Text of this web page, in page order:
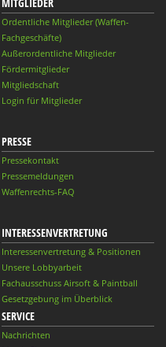
Ordentliche Mitglieder (Waffen-
Fachgeschäfte)
Außerordentliche Mitglieder
Fördermitglieder
Mitgliedschaft
Login für Mitglieder
PRESSE
Pressekontakt
Pressemeldungen
Waffenrechts-FAQ
INTERESSENVERTRETUNG
Interessenvertretung & Positionen
Unsere Lobbyarbeit
Fachausschuss Airsoft & Paintball
Gesetzgebung im Überblick
SERVICE
Nachrichten